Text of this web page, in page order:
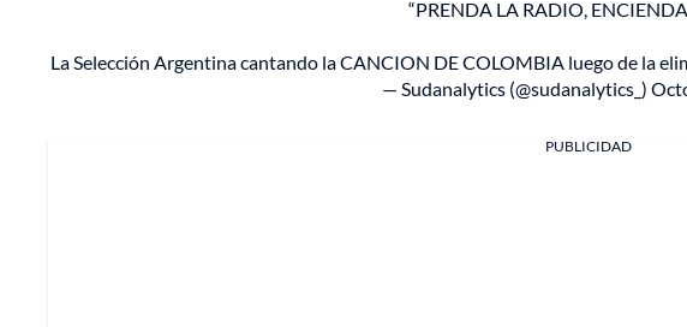
“PRENDA LA RADIO, ENCIENDA
La Selección Argentina cantando la CANCION DE COLOMBIA luego de
— Sudanalytics (@sudanalytics_)
PUBLICIDAD